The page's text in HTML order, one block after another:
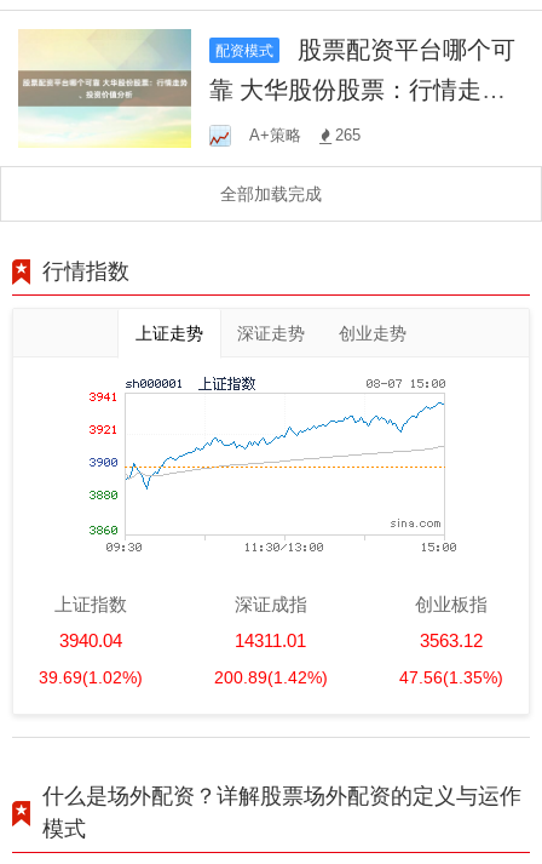
制步骤
配资模式
靠 大华股份股票：行情走
势、投资价值分析
A+策略 265
全部加载完成
行情指数
上证走势 深证走势 创业走势
上证指数
3940.04
39.69(1.02%)
深证成指
14311.01
200.89(1.42%)
创业板指
3563.12
47.56(1.35%)
什么是场外配资？详解股票场外配资的定义与运作
模式